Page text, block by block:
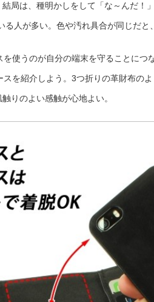
局は、種明かしをして「な～んだ！
る人が多い。色や汚れ具合が同じだと
を使うのが自分の端末を守ることに
スを紹介しよう。3つ折りの革財布の
りのよい感触が心地よい。